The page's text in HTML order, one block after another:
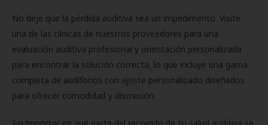
No deje que la pérdida auditiva sea un impedimento. Visite
una de las clínicas de nuestros proveedores para una
evaluación auditiva profesional y orientación personalizada
para encontrar la solución correcta, lo que incluye una gama
completa de audífonos con ajuste personalizado diseñados
para ofrecer comodidad y discreción.